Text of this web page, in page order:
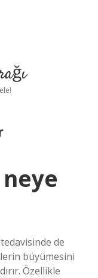
de
büyümesini
Özellikle